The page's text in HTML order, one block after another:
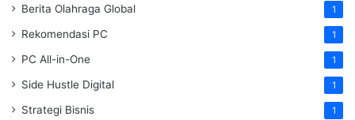
Berita Olahraga Global 1
Rekomendasi PC 1
PC All-in-One 1
Side Hustle Digital 1
Strategi Bisnis 1